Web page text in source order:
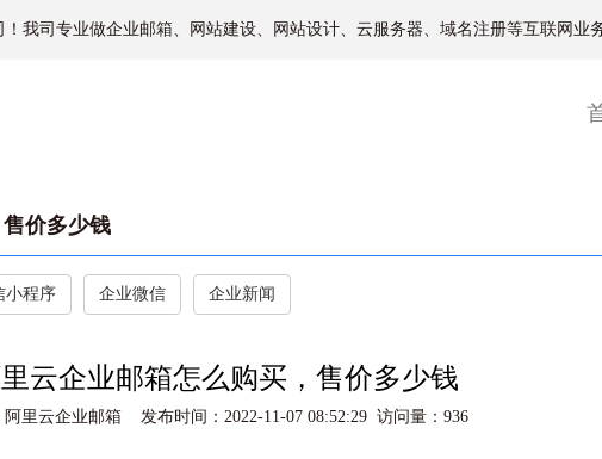
我司专业做企业邮箱、网站建设、网站设计、云服务器、域名注册等互联网业务
价多少钱
小程序 企业微信 企业新闻
云企业邮箱怎么购买，售价多少钱
阿里云企业邮箱 发布时间：2022-11-07 08:52:29 访问量：936